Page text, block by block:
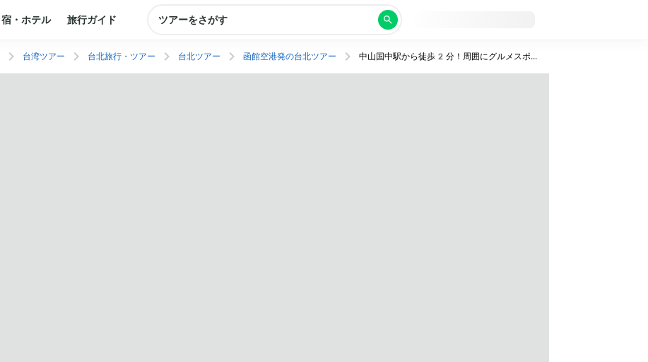
宿・ホテル 旅行ガイド ツアーをさがす
台湾ツアー 台北旅行・ツアー 台北ツアー 函館空港発の台北ツアー 中山国中駅から徒歩2分！周囲にグルメスポットも充実の好立地なホテルに快適ステイ